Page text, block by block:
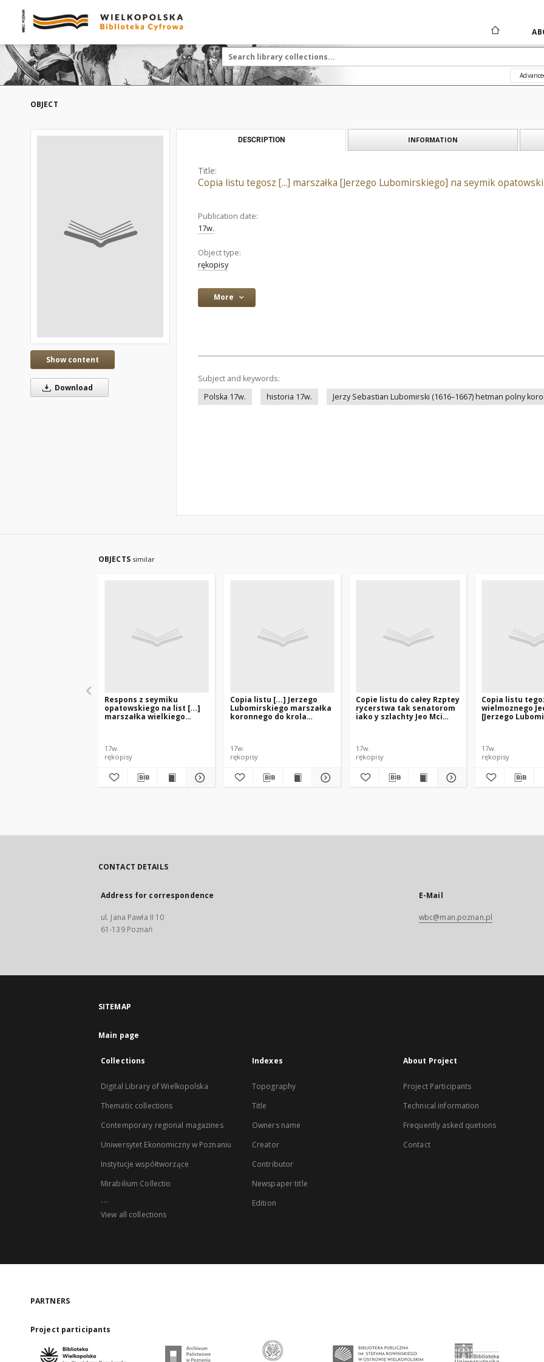
OBJECT
Show content
Download
DESCRIPTION INFORMATION
Title:
Copia listu tegosz [...] marszałka [Jerzego Lubomirskiego] na seymik
Publication date:
17w.
Object type:
rękopisy
More
Subject and keywords:
Polska 17w.
historia 17w. Jerzy Sebastian Lubomirski (1616–1667) hetman polny
OBJECTS similar
Respons z seymiku
opatowskiego na list [...]
marszałka wielkiego
17w.
rękopisy
Copia listu [...] Jerzego
Lubomirskiego marszałka
koronnego do krola
17w.
rękopisy
Copie listu do całey Rzptey
rycerstwa tak senatorom
iako y szlachty Jeo Mci
17w.
rękopisy
Copia listu
wielmoznego
[Jerzego
17w.
rękopisy
CONTACT DETAILS
Address for correspondence
ul. Jana Pawła II 10
61-139 Poznań
E-Mail
wbc@man.poznan.pl
SITEMAP
Main page
Collections
Digital Library of Wielkopolska
Thematic collections
Contemporary regional magazines
Uniwersytet Ekonomiczny w Poznaniu
Instytucje współtworzące
Mirabilium Collectio
...
View all collections
Indexes
Topography
Title
Owners name
Creator
Contributor
Newspaper title
Edition
About Project
Project Participants
Technical information
Frequently asked quetions
Contact
PARTNERS
Project participants